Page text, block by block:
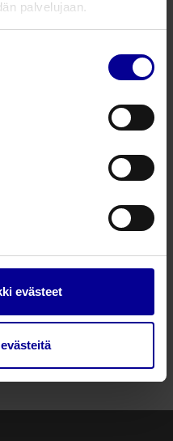
palvelujaan.
evästeet